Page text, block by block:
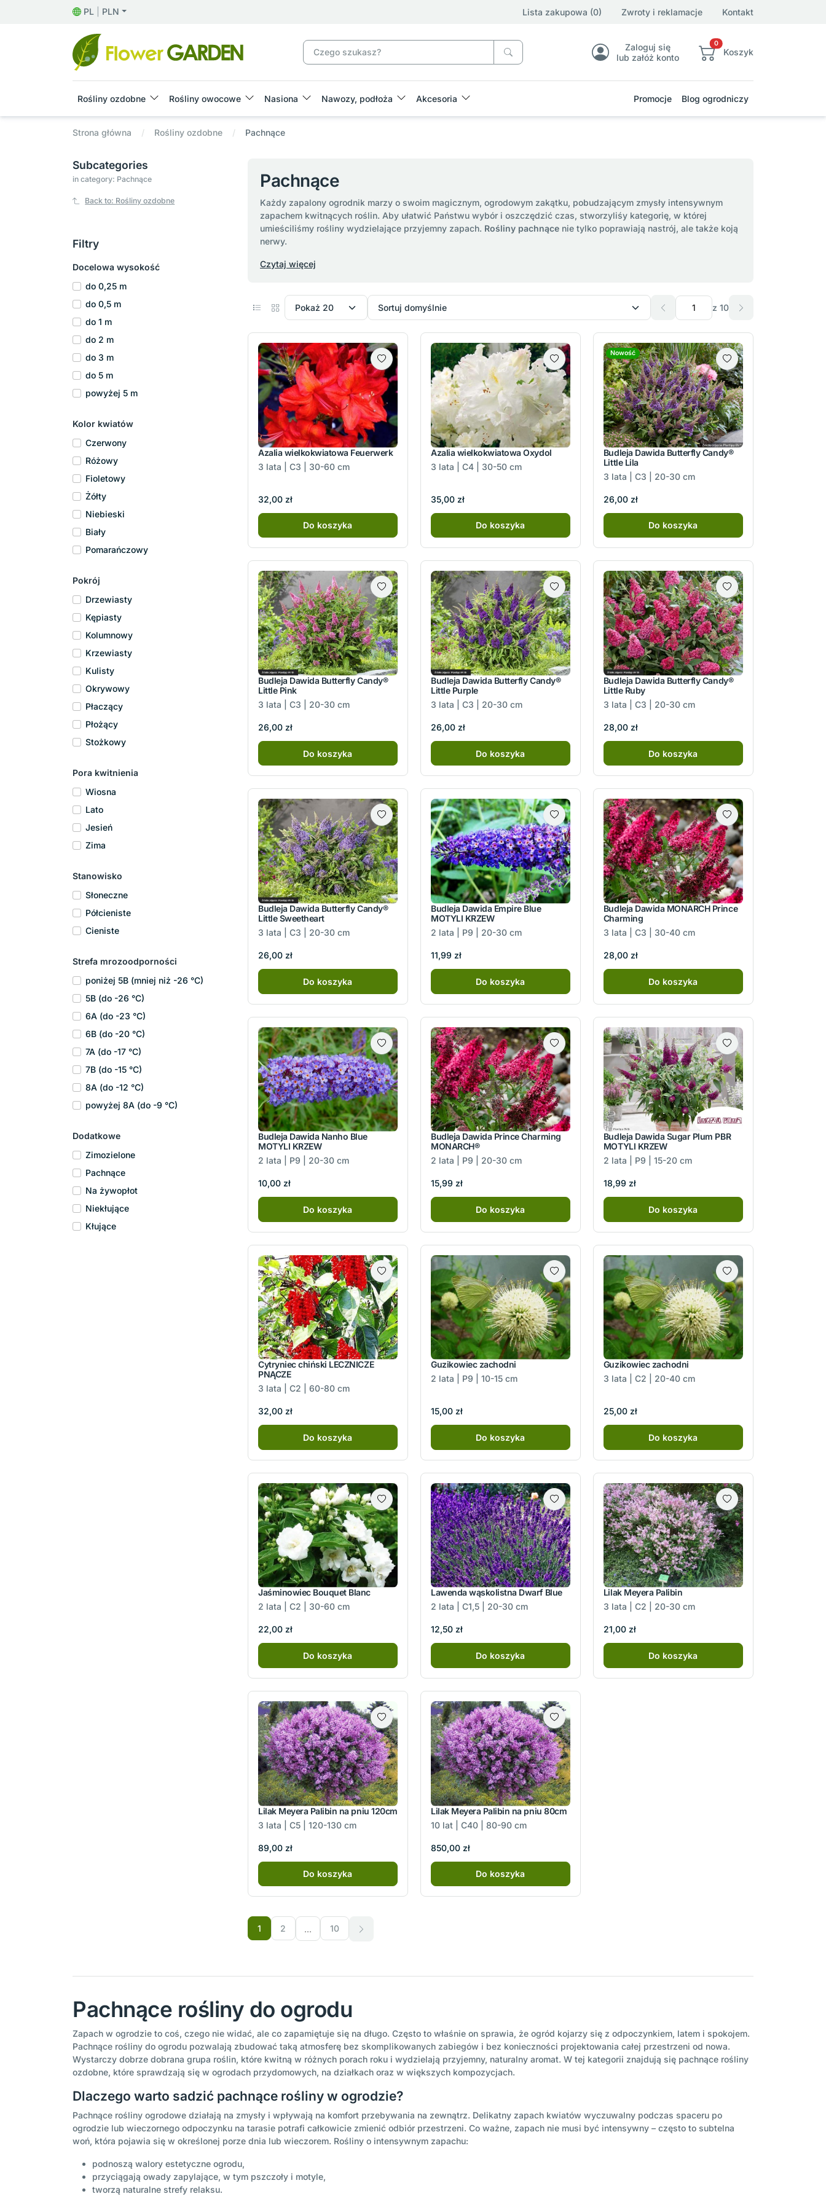
PL PLN Lista zakupowa (0) Zwroty i reklamacje Kontakt
Zaloguj się
lub załóż konto
0
Koszyk
Rośliny ozdobne Rośliny owocowe Nasiona Nawozy, podłoża Akcesoria Promocje Blog ogrodniczy
Strona główna Rośliny ozdobne Pachnące
Subcategories
in category: Pachnące
Back to: Rośliny ozdobne
Filtry
Docelowa wysokość
do 0,25 m
do 0,5 m
do 1 m
do 2 m
do 3 m
do 5 m
powyżej 5 m
Kolor kwiatów
Czerwony
Różowy
Fioletowy
Żółty
Niebieski
Biały
Pomarańczowy
Pokrój
Drzewiasty
Kępiasty
Kolumnowy
Krzewiasty
Kulisty
Okrywowy
Płaczący
Płożący
Stożkowy
Pora kwitnienia
Wiosna
Lato
Jesień
Zima
Stanowisko
Słoneczne
Półcieniste
Cieniste
Strefa mrozoodporności
poniżej 5B (mniej niż -26 °C)
5B (do -26 °C)
6A (do -23 °C)
6B (do -20 °C)
7A (do -17 °C)
7B (do -15 °C)
8A (do -12 °C)
powyżej 8A (do -9 °C)
Dodatkowe
Zimozielone
Pachnące
Na żywopłot
Niekłujące
Kłujące
Pachnące
Każdy zapalony ogrodnik marzy o swoim magicznym, ogrodowym zakątku, pobudzającym zmysły intensywnym
zapachem kwitnących roślin. Aby ułatwić Państwu wybór i oszczędzić czas, stworzyliśy kategorię, w której
umieściliśmy rośliny wydzielające przyjemny zapach. Rośliny pachnące nie tylko poprawiają nastrój, ale także koją
nerwy.
Czytaj więcej
z 10
Azalia wielkokwiatowa Feuerwerk
3 lata | C3 | 30-60 cm
32,00 zł
Do koszyka
Azalia wielkokwiatowa Oxydol
3 lata | C4 | 30-50 cm
35,00 zł
Do koszyka
Nowość
Budleja Dawida Butterfly Candy®
Little Lila
3 lata | C3 | 20-30 cm
26,00 zł
Do koszyka
Budleja Dawida Butterfly Candy®
Little Pink
3 lata | C3 | 20-30 cm
26,00 zł
Do koszyka
Budleja Dawida Butterfly Candy®
Little Purple
3 lata | C3 | 20-30 cm
26,00 zł
Do koszyka
Budleja Dawida Butterfly Candy®
Little Ruby
3 lata | C3 | 20-30 cm
28,00 zł
Do koszyka
Budleja Dawida Butterfly Candy®
Little Sweetheart
3 lata | C3 | 20-30 cm
26,00 zł
Do koszyka
Budleja Dawida Empire Blue
MOTYLI KRZEW
2 lata | P9 | 20-30 cm
11,99 zł
Do koszyka
Budleja Dawida MONARCH Prince
Charming
3 lata | C3 | 30-40 cm
28,00 zł
Do koszyka
Budleja Dawida Nanho Blue
MOTYLI KRZEW
2 lata | P9 | 20-30 cm
10,00 zł
Do koszyka
Budleja Dawida Prince Charming
MONARCH®
2 lata | P9 | 20-30 cm
15,99 zł
Do koszyka
Budleja Dawida Sugar Plum PBR
MOTYLI KRZEW
2 lata | P9 | 15-20 cm
18,99 zł
Do koszyka
Cytryniec chiński LECZNICZE
PNĄCZE
3 lata | C2 | 60-80 cm
32,00 zł
Do koszyka
Guzikowiec zachodni
2 lata | P9 | 10-15 cm
15,00 zł
Do koszyka
Guzikowiec zachodni
3 lata | C2 | 20-40 cm
25,00 zł
Do koszyka
Jaśminowiec Bouquet Blanc
2 lata | C2 | 30-60 cm
22,00 zł
Do koszyka
Lawenda wąskolistna Dwarf Blue
2 lata | C1,5 | 20-30 cm
12,50 zł
Do koszyka
Lilak Meyera Palibin
3 lata | C2 | 20-30 cm
21,00 zł
Do koszyka
Lilak Meyera Palibin na pniu 120cm
3 lata | C5 | 120-130 cm
89,00 zł
Do koszyka
Lilak Meyera Palibin na pniu 80cm
10 lat | C40 | 80-90 cm
850,00 zł
Do koszyka
1 2 10
Pachnące rośliny do ogrodu
Zapach w ogrodzie to coś, czego nie widać, ale co zapamiętuje się na długo. Często to właśnie on sprawia, że ogród kojarzy się z odpoczynkiem, latem i spokojem.
Pachnące rośliny do ogrodu pozwalają zbudować taką atmosferę bez skomplikowanych zabiegów i bez konieczności projektowania całej przestrzeni od nowa.
Wystarczy dobrze dobrana grupa roślin, które kwitną w różnych porach roku i wydzielają przyjemny, naturalny aromat. W tej kategorii znajdują się pachnące rośliny
ozdobne, które sprawdzają się w ogrodach przydomowych, na działkach oraz w większych kompozycjach.
Dlaczego warto sadzić pachnące rośliny w ogrodzie?
Pachnące rośliny ogrodowe działają na zmysły i wpływają na komfort przebywania na zewnątrz. Delikatny zapach kwiatów wyczuwalny podczas spaceru po
ogrodzie lub wieczornego odpoczynku na tarasie potrafi całkowicie zmienić odbiór przestrzeni. Co ważne, zapach nie musi być intensywny – często to subtelna
woń, która pojawia się w określonej porze dnia lub wieczorem. Rośliny o intensywnym zapachu:
podnoszą walory estetyczne ogrodu,
przyciągają owady zapylające, w tym pszczoły i motyle,
tworzą naturalne strefy relaksu.